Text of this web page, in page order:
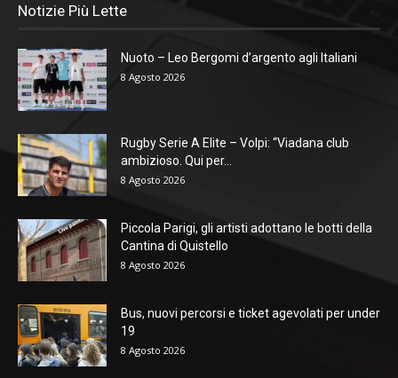
Notizie Più Lette
Nuoto – Leo Bergomi d’argento agli Italiani
8 Agosto 2026
Rugby Serie A Elite – Volpi: “Viadana club
ambizioso. Qui per...
8 Agosto 2026
Piccola Parigi, gli artisti adottano le botti della
Cantina di Quistello
8 Agosto 2026
Bus, nuovi percorsi e ticket agevolati per under
19
8 Agosto 2026